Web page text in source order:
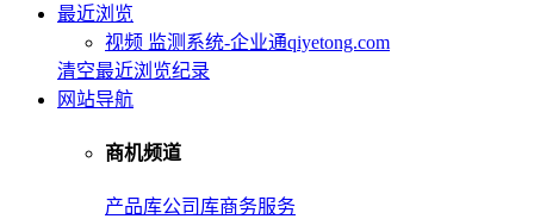
最近浏览
视频 监测系统-企业通qiyetong.com
清空最近浏览纪录
网站导航
商机频道
产品库公司库商务服务